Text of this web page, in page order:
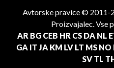
Avtorske pravice © 2011-
Proizvajalec. Vse
AR BG CEB HR CS DA NL
GA IT JA KM LV LT MS NO
SV TL